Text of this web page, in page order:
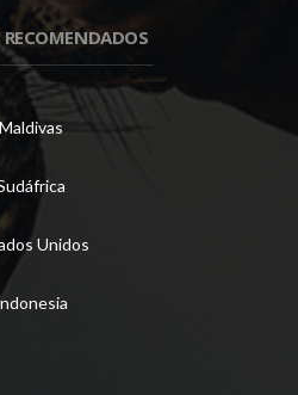
Maldivas
Unidos